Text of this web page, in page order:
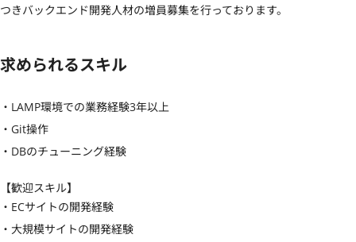
つきバックエンド開発人材の増員募集を行っております。
求められるスキル
・LAMP環境での業務経験3年以上
・Git操作
・DBのチューニング経験
【歓迎スキル】
・ECサイトの開発経験
・大規模サイトの開発経験